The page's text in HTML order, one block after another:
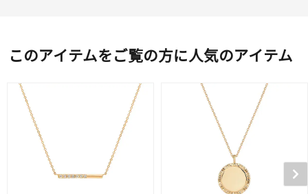
このアイテムをご覧の方に人気のアイテム